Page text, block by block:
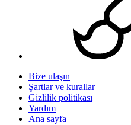
Bize ulaşın
Şartlar ve kurallar
Gizlilik politikası
Yardım
Ana sayfa